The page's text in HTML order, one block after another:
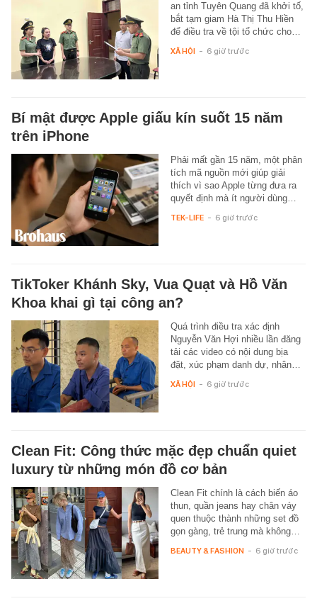
an tỉnh Tuyên Quang đã khởi tố,
bắt tạm giam Hà Thị Thu Hiền
để điều tra về tội tổ chức cho…
XÃ HỘI - 6 giờ trước
Bí mật được Apple giấu kín suốt 15 năm
trên iPhone
Phải mất gần 15 năm, một phân
tích mã nguồn mới giúp giải
thích vì sao Apple từng đưa ra
quyết định mà ít người dùng…
TEK-LIFE - 6 giờ trước
TikToker Khánh Sky, Vua Quạt và Hồ Văn
Khoa khai gì tại công an?
Quá trình điều tra xác định
Nguyễn Văn Hợi nhiều lần đăng
tải các video có nội dung bịa
đặt, xúc phạm danh dự, nhân…
XÃ HỘI - 6 giờ trước
Clean Fit: Công thức mặc đẹp chuẩn quiet
luxury từ những món đồ cơ bản
Clean Fit chính là cách biến áo
thun, quần jeans hay chân váy
quen thuộc thành những set đồ
gọn gàng, trẻ trung mà không…
BEAUTY & FASHION - 6 giờ trước